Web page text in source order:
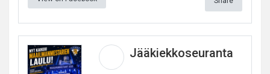
Jääkiekkoseuranta